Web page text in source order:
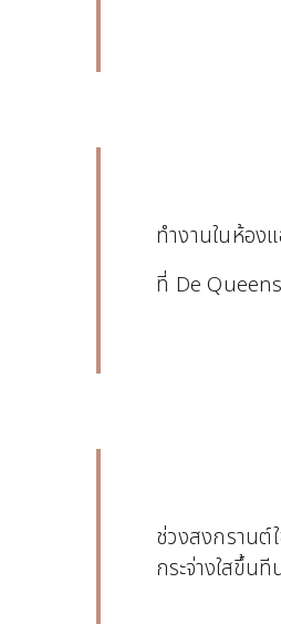
ทำงานในห้อ
ที่ De
ช่วงสงกราน
กระจ่างใสขึ้น